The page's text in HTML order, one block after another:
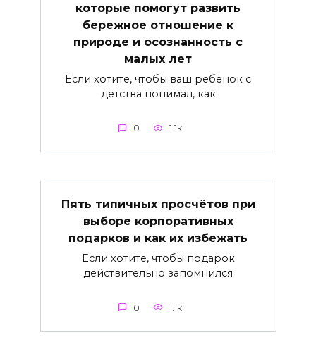
которые помогут развить
бережное отношение к
природе и осознанность с
малых лет
Если хотите, чтобы ваш ребенок с
детства понимал, как
0 1.1к.
Пять типичных просчётов при
выборе корпоративных
подарков и как их избежать
Если хотите, чтобы подарок
действительно запомнился
0 1.1к.